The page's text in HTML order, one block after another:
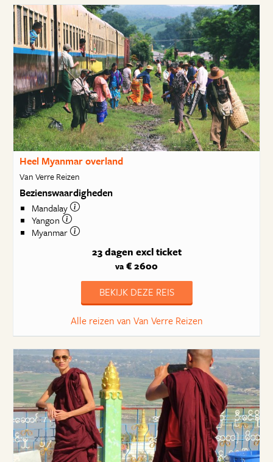
Heel Myanmar overland
Van Verre Reizen
Bezienswaardigheden
Mandalay
Yangon
Myanmar
23 dagen excl ticket
va € 2600
BEKIJK DEZE REIS
Alle reizen van Van Verre Reizen